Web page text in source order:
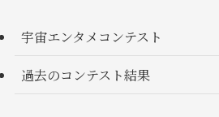
宇宙エンタメコンテスト
過去のコンテスト結果